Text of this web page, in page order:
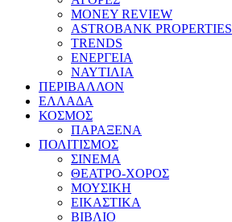
MONEY REVIEW
ASTROBANK PROPERTIES
TRENDS
ΕΝΕΡΓΕΙΑ
ΝΑΥΤΙΛΙΑ
ΠΕΡΙΒΑΛΛΟΝ
ΕΛΛΑΔΑ
ΚΟΣΜΟΣ
ΠΑΡΑΞΕΝΑ
ΠΟΛΙΤΙΣΜΟΣ
ΣΙΝΕΜΑ
ΘΕΑΤΡΟ-ΧΟΡΟΣ
ΜΟΥΣΙΚΗ
ΕΙΚΑΣΤΙΚΑ
ΒΙΒΛΙΟ